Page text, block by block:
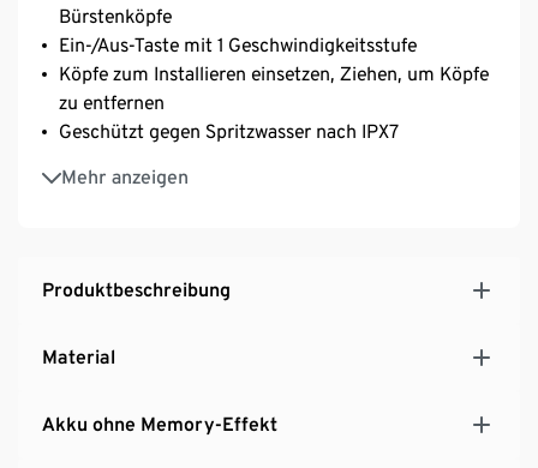
Bürstenköpfe
Ein-/Aus-Taste mit 1 Geschwindigkeitsstufe
Köpfe zum Installieren einsetzen, Ziehen, um Köpfe
zu entfernen
Geschützt gegen Spritzwasser nach IPX7
Mehr anzeigen
Gründliches Entfernen von hartnäckigem Schmutz
Griff mit Softgrip-Einsatz für guten Halt
Polierlappen, Eckbürste, Flachbürstenkopf
Produktbeschreibung
Material
Akku ohne Memory-Effekt